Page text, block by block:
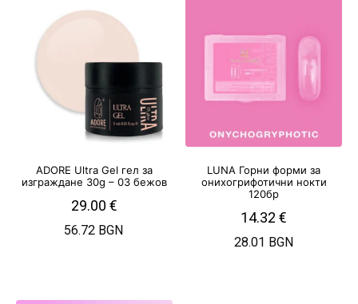
ADORE Ultra Gel гел за
изграждане 30g – 03 бежов
29.00 €
56.72 BGN
LUNA Горни форми за
онихогрифотични нокти
120бр
14.32€
28.01 BGN